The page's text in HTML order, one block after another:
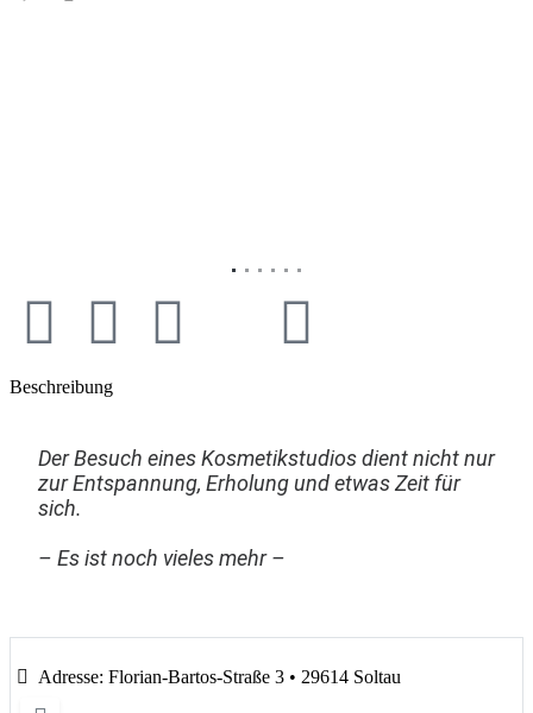
Beschreibung
Der Besuch eines Kosmetikstudios dient nicht nur
zur Entspannung, Erholung und etwas Zeit für
sich.
– Es ist noch vieles mehr –
Adresse: Florian-Bartos-Straße 3 • 29614 Soltau